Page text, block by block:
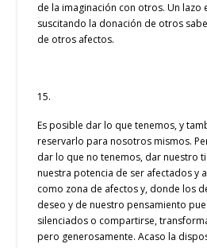
de la imaginación con otros. Un lazo
suscitando la donación de otros
de otros afectos.
15.
Es posible dar lo que tenemos, y
reservarlo para nosotros mismos.
dar lo que no tenemos, dar nuestro
nuestra potencia de ser afectados y
como zona de afectos y, donde los
deseo y de nuestro pensamiento
silenciados o compartirse,
pero generosamente. Acaso la